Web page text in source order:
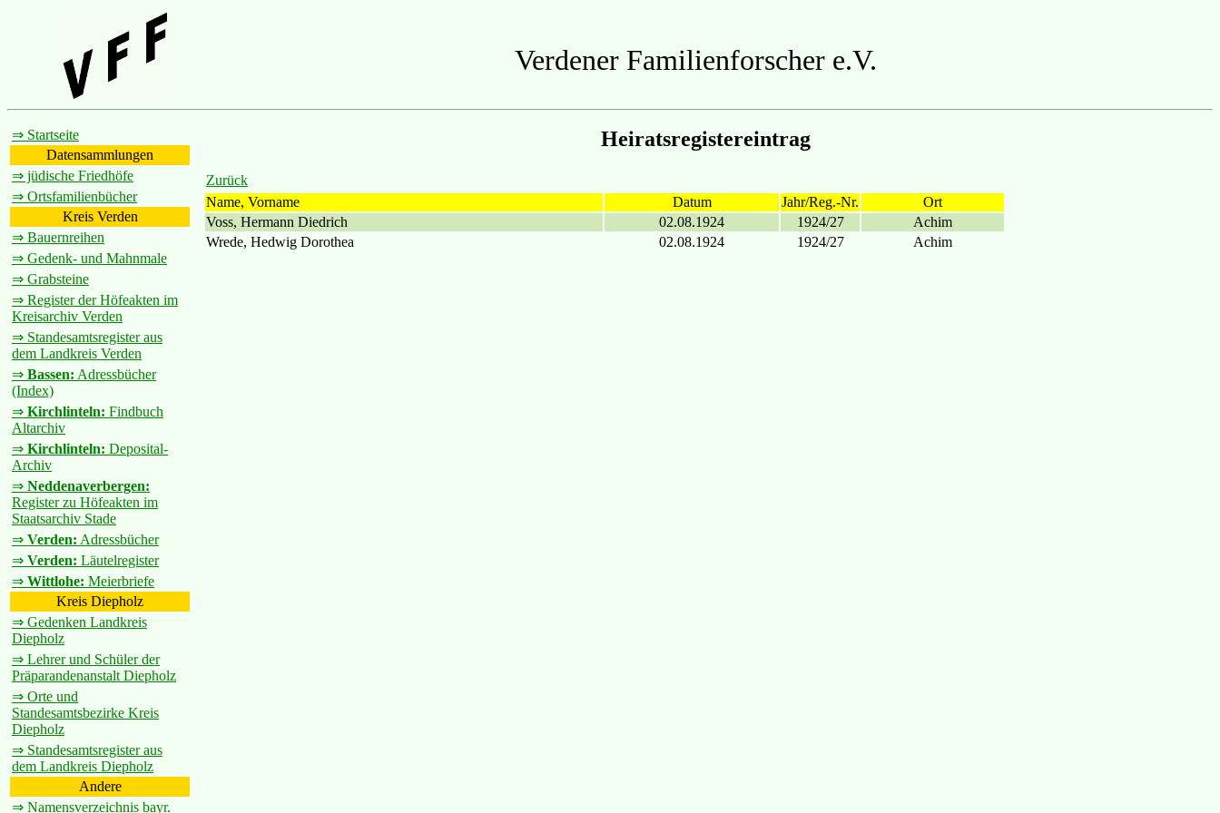
Verdener Familienforscher e.V.
⇒ Startseite
Datensammlungen
⇒ jüdische Friedhöfe
⇒ Ortsfamilienbücher
Kreis Verden
⇒ Bauernreihen
⇒ Gedenk- und Mahnmale
⇒ Grabsteine
⇒ Register der Höfeakten im
Kreisarchiv Verden
⇒ Standesamtsregister aus
dem Landkreis Verden
⇒ Bassen: Adressbücher
(Index)
⇒ Kirchlinteln: Findbuch
Altarchiv
⇒ Kirchlinteln: Deposital-
Archiv
⇒ Neddenaverbergen:
Register zu Höfeakten im
Staatsarchiv Stade
⇒ Verden: Adressbücher
⇒ Verden: Läutelregister
⇒ Wittlohe: Meierbriefe
Kreis Diepholz
⇒ Gedenken Landkreis
Diepholz
⇒ Lehrer und Schüler der
Präparandenanstalt Diepholz
⇒ Orte und
Standesamtsbezirke Kreis
Diepholz
⇒ Standesamtsregister aus
dem Landkreis Diepholz
Andere
⇒ Namensverzeichnis bayr.
Heiratsregistereintrag
Zurück
Name, Vorname
Datum Jahr/Reg.-Nr.
Ort
Voss, Hermann Diedrich
02.08.1924 1924/27
Achim
Wrede, Hedwig Dorothea
02.08.1924 1924/27 Achim